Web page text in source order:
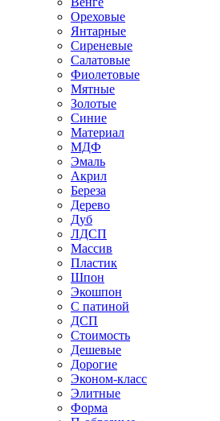
Ореховые
Янтарные
Сиреневые
Салатовые
Фиолетовые
Мятные
Золотые
Синие
Материал
МДФ
Эмаль
Акрил
Береза
Дерево
Дуб
ЛДСП
Массив
Пластик
Шпон
Экошпон
С патиной
ДСП
Стоимость
Дешевые
Дорогие
Эконом-класс
Элитные
Форма